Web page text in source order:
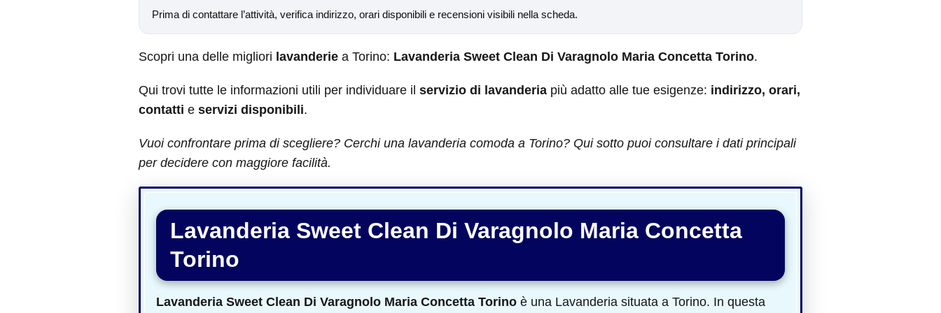
Prima di contattare l’attività, verifica indirizzo, orari disponibili e recensioni visibili nella scheda.
Scopri una delle migliori lavanderie a Torino: Lavanderia Sweet Clean Di Varagnolo Maria Concetta Torino.
Qui trovi tutte le informazioni utili per individuare il servizio di lavanderia più adatto alle tue esigenze: indirizzo, orari,
contatti e servizi disponibili.
Vuoi confrontare prima di scegliere? Cerchi una lavanderia comoda a Torino? Qui sotto puoi consultare i dati principali
per decidere con maggiore facilità.
Lavanderia Sweet Clean Di Varagnolo Maria Concetta
Torino
Lavanderia Sweet Clean Di Varagnolo Maria Concetta Torino è una Lavanderia situata a Torino. In questa